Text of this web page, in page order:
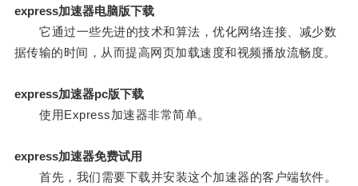
express加速器电脑版下载
它通过一些先进的技术和算法，优化网络连接、减少数
据传输的时间，从而提高网页加载速度和视频播放流畅度。
express加速器pc版下载
使用Express加速器非常简单。
express加速器免费试用
首先，我们需要下载并安装这个加速器的客户端软件。